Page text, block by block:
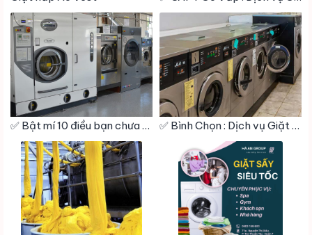
✅ Bật mí 10 điều bạn chưa biết về quy trình Giặt hấp (Giặt Khô) – Giặt Là CAPY ✅ Bình Chọn : Dịch vụ Giặt sấy – Giặt hấp – Giặt khô – Giặt Công Nghiệp – Vệ Sinh giày Quận 11